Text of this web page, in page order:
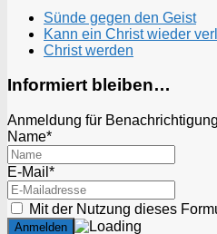
Sünde gegen den Geist
Kann ein Christ wieder
Christ werden
Informiert bleiben…
Anmeldung für
Name*
E-Mail*
Mit der Nutzung dieses